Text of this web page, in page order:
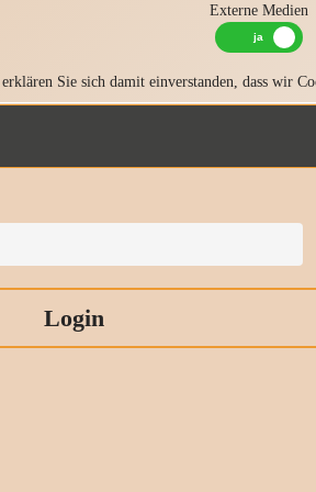
Externe Medien
Sie sich damit einverstanden, dass wir
Login